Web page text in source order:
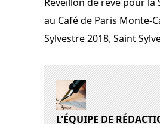
au Café de Paris Monte-
Sylvestre 2018, Saint
L'ÉQUIPE DE